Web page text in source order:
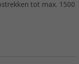
tot max. 1500